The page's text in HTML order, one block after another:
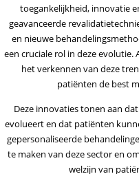
toegankelijkheid, innovatie
geavanceerde
en nieuwe
een cruciale rol in deze
het verkennen van deze
patiënten de best
Deze innovaties tonen aan
evolueert en dat patiënten
gepersonaliseerde
te maken van deze sector en
welzijn van